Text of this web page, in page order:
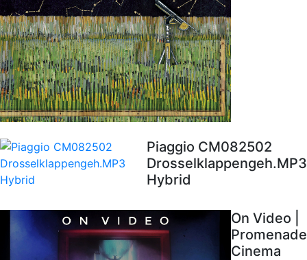
Piaggio CM082502
Drosselklappengeh.MP3
Hybrid
On Video |
Promenade
Cinema